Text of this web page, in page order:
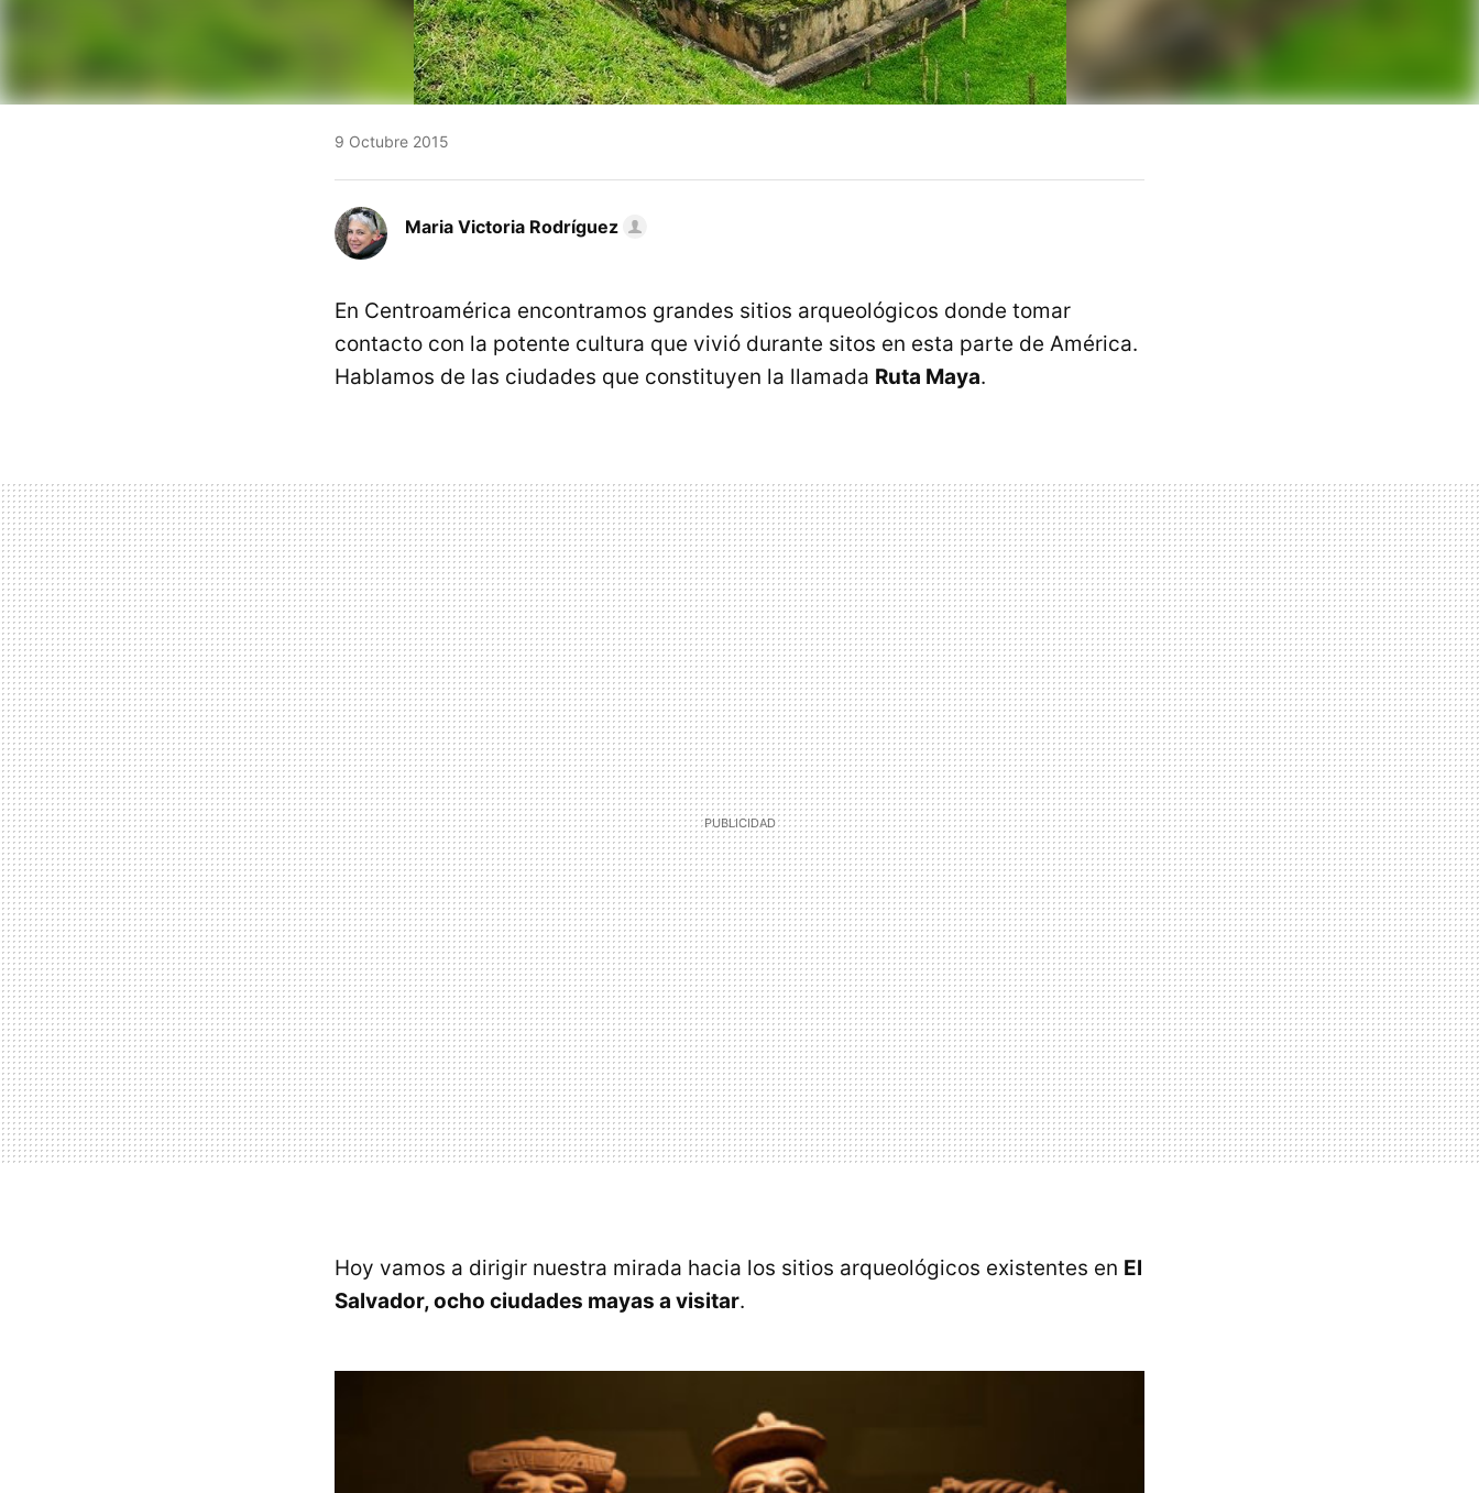
9 Octubre 2015
Maria Victoria Rodríguez
En Centroamérica encontramos grandes sitios arqueológicos donde tomar
contacto con la potente cultura que vivió durante sitos en esta parte de América.
Hablamos de las ciudades que constituyen la llamada Ruta Maya.
Hoy vamos a dirigir nuestra mirada hacia los sitios arqueológicos existentes en El
Salvador, ocho ciudades mayas a visitar.